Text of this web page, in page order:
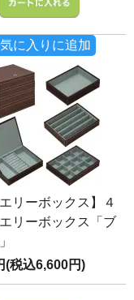
に入りに追加
エリーボックス】４
リーボックス「ブ
(税込6,600円)